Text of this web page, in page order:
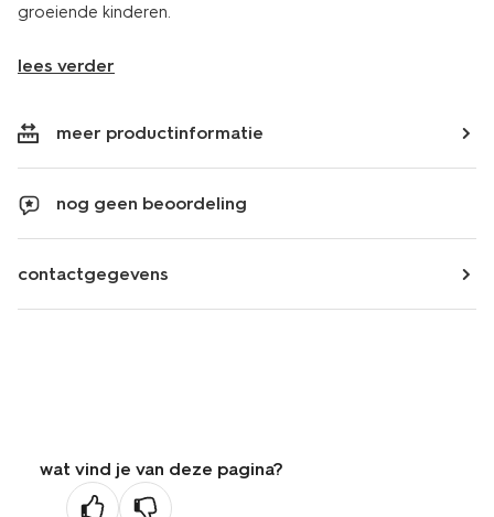
groeiende kinderen.
lees verder
meer productinformatie
nog geen beoordeling
contactgegevens
wat vind je van deze pagina?